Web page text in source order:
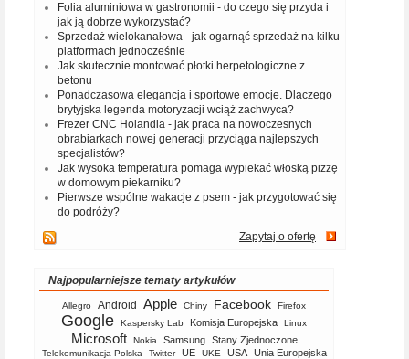
Folia aluminiowa w gastronomii - do czego się przyda i
jak ją dobrze wykorzystać?
Sprzedaż wielokanałowa - jak ogarnąć sprzedaż na kilku
platformach jednocześnie
Jak skutecznie montować płotki herpetologiczne z
betonu
Ponadczasowa elegancja i sportowe emocje. Dlaczego
brytyjska legenda motoryzacji wciąż zachwyca?
Frezer CNC Holandia - jak praca na nowoczesnych
obrabiarkach nowej generacji przyciąga najlepszych
specjalistów?
Jak wysoka temperatura pomaga wypiekać włoską pizzę
w domowym piekarniku?
Pierwsze wspólne wakacje z psem - jak przygotować się
do podróży?
Zapytaj o ofertę
Najpopularniejsze tematy artykułów
Allegro Android Apple Chiny Facebook Firefox
Google Kaspersky Lab Komisja Europejska Linux
Microsoft Nokia Samsung Stany Zjednoczone
Telekomunikacja Polska Twitter UE UKE USA Unia Europejska